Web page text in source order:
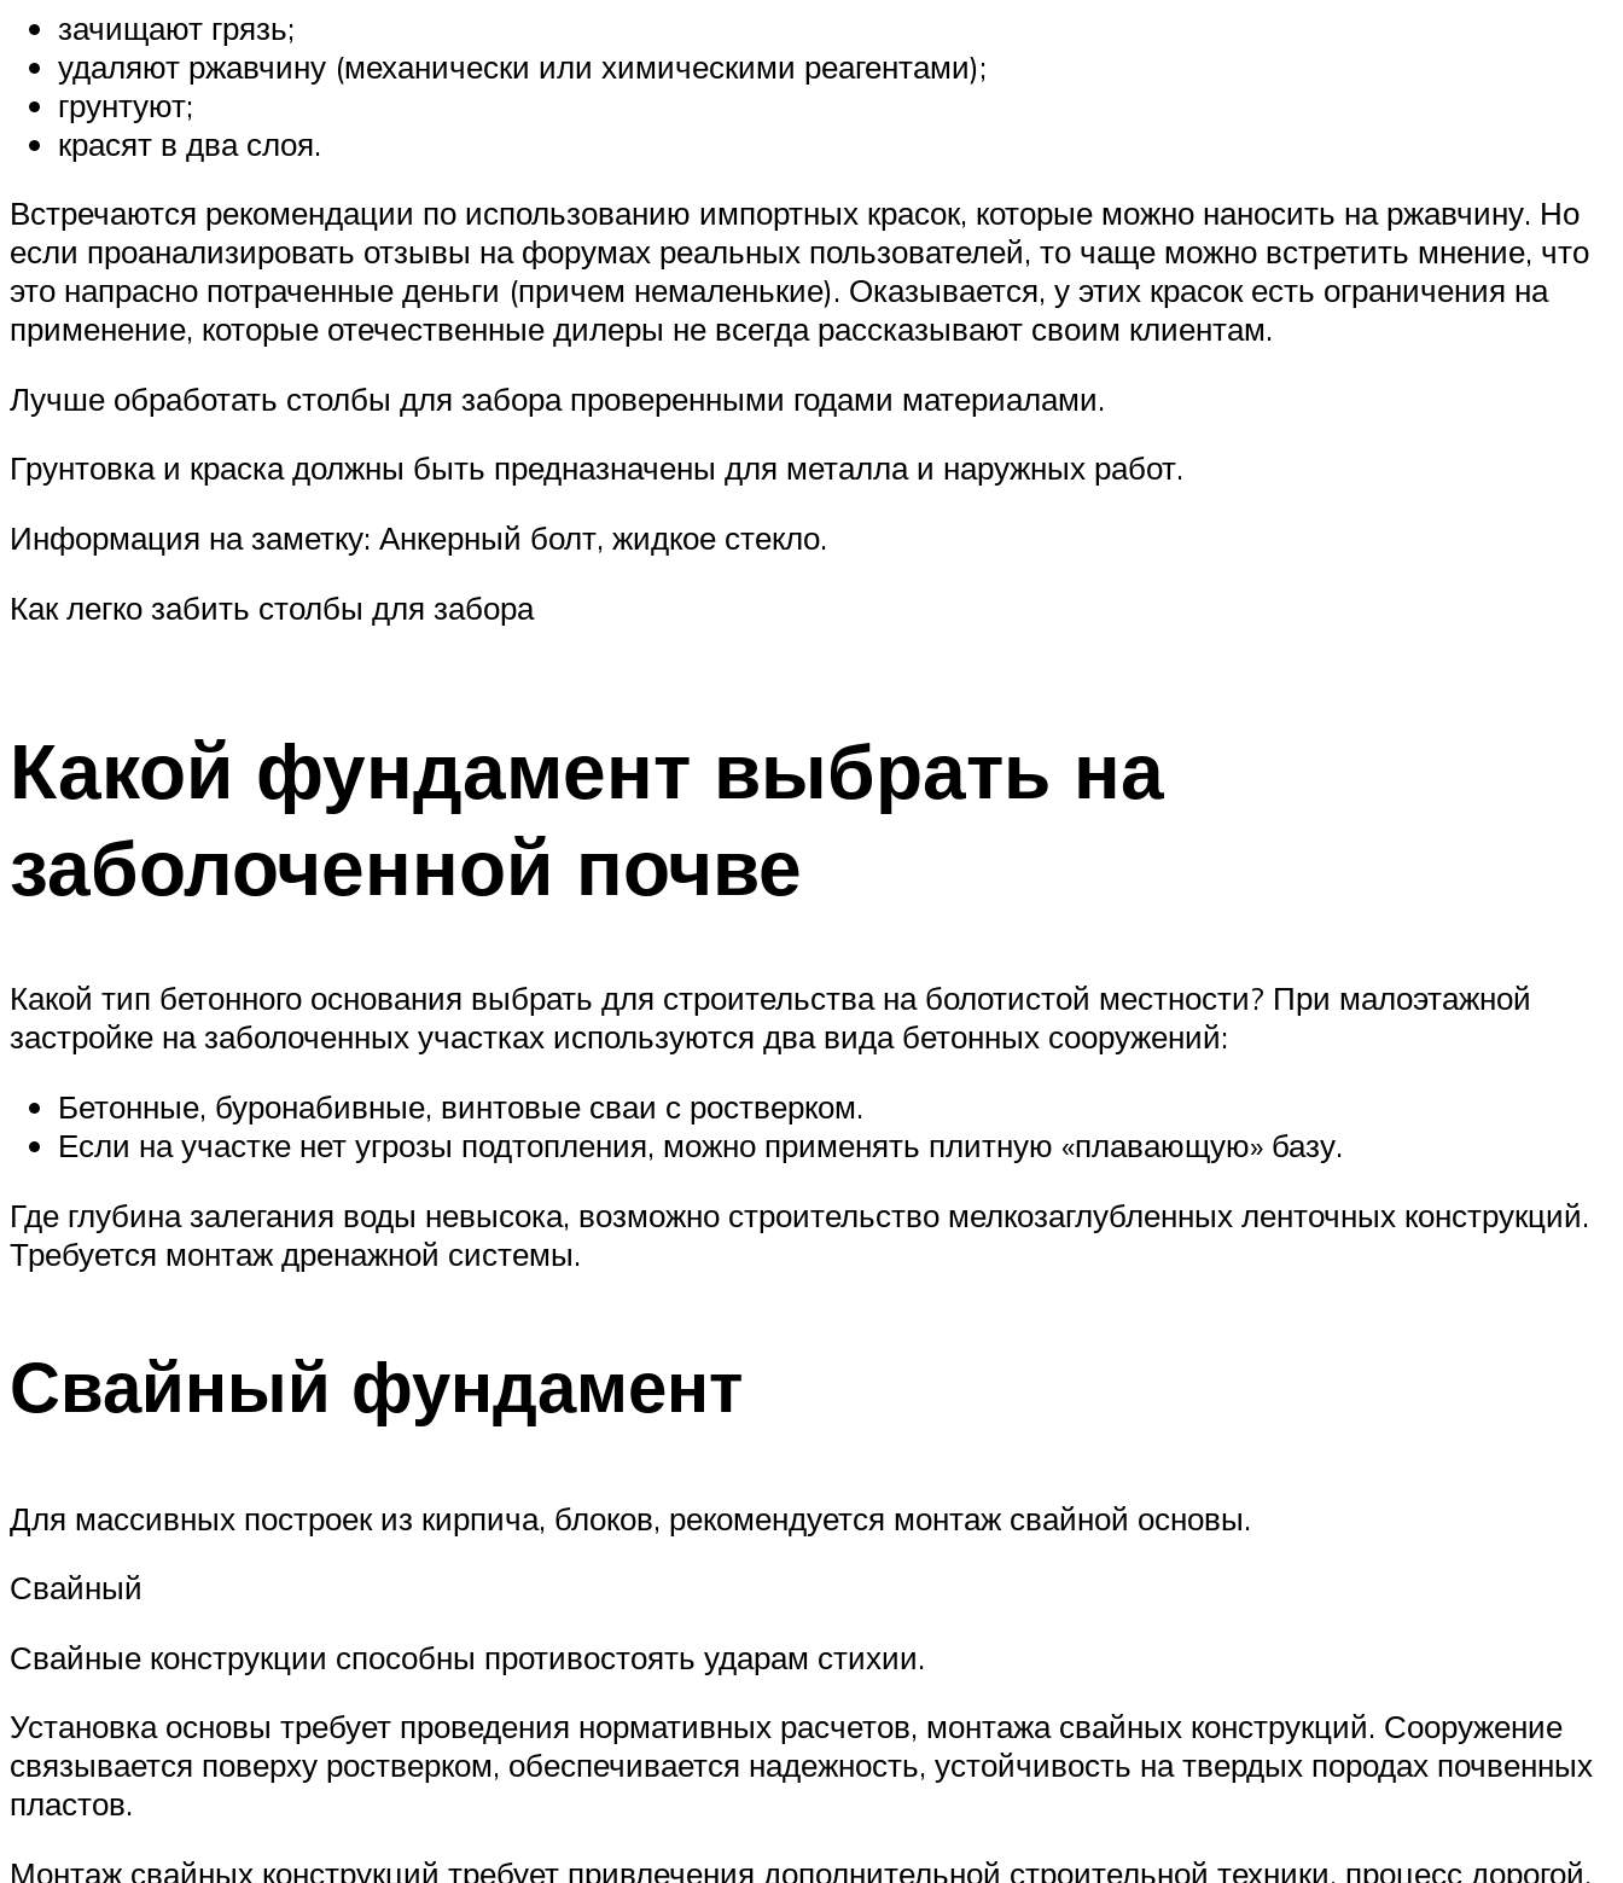
зачищают грязь;
удаляют ржавчину (механически или химическими реагентами);
грунтуют;
красят в два слоя.
Встречаются рекомендации по использованию импортных красок, которые можно наносить на ржавчину. Но
если проанализировать отзывы на форумах реальных пользователей, то чаще можно встретить мнение, что
это напрасно потраченные деньги (причем немаленькие). Оказывается, у этих красок есть ограничения на
применение, которые отечественные дилеры не всегда рассказывают своим клиентам.
Лучше обработать столбы для забора проверенными годами материалами.
Грунтовка и краска должны быть предназначены для металла и наружных работ.
Информация на заметку: Анкерный болт, жидкое стекло.
Как легко забить столбы для забора
Какой фундамент выбрать на
заболоченной почве
Какой тип бетонного основания выбрать для строительства на болотистой местности? При малоэтажной
застройке на заболоченных участках используются два вида бетонных сооружений:
Бетонные, буронабивные, винтовые сваи с ростверком.
Если на участке нет угрозы подтопления, можно применять плитную «плавающую» базу.
Где глубина залегания воды невысока, возможно строительство мелкозаглубленных ленточных конструкций.
Требуется монтаж дренажной системы.
Свайный фундамент
Для массивных построек из кирпича, блоков, рекомендуется монтаж свайной основы.
Свайный
Свайные конструкции способны противостоять ударам стихии.
Установка основы требует проведения нормативных расчетов, монтажа свайных конструкций. Сооружение
связывается поверху ростверком, обеспечивается надежность, устойчивость на твердых породах почвенных
пластов.
Монтаж свайных конструкций требует привлечения дополнительной строительной техники, процесс дорогой.